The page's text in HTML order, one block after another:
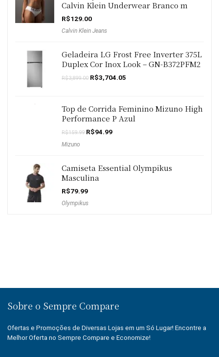
Calvin Klein Underwear Branco m
R$129.00
Calvin Klein Jeans
Geladeira LG Frost Free Inverter 375L
Duplex Cor Inox Look – GN-B372PFM2
R$3,899.00 O
R$3,899.00.
R$3,704.05
R$3,704.05.
Top de Corrida Feminino Mizuno High
Performance P Azul
R$159.99 O
R$94.99O
Mizuno
Camiseta Essential Olympikus
Masculina
R$79.99
Olympikus
Sobre o Sempre Compare
Ofertas e Promoções de Diversas Lojas em um Só Lugar! Encontre a
Melhor Oferta no Sempre Compare e Economize!